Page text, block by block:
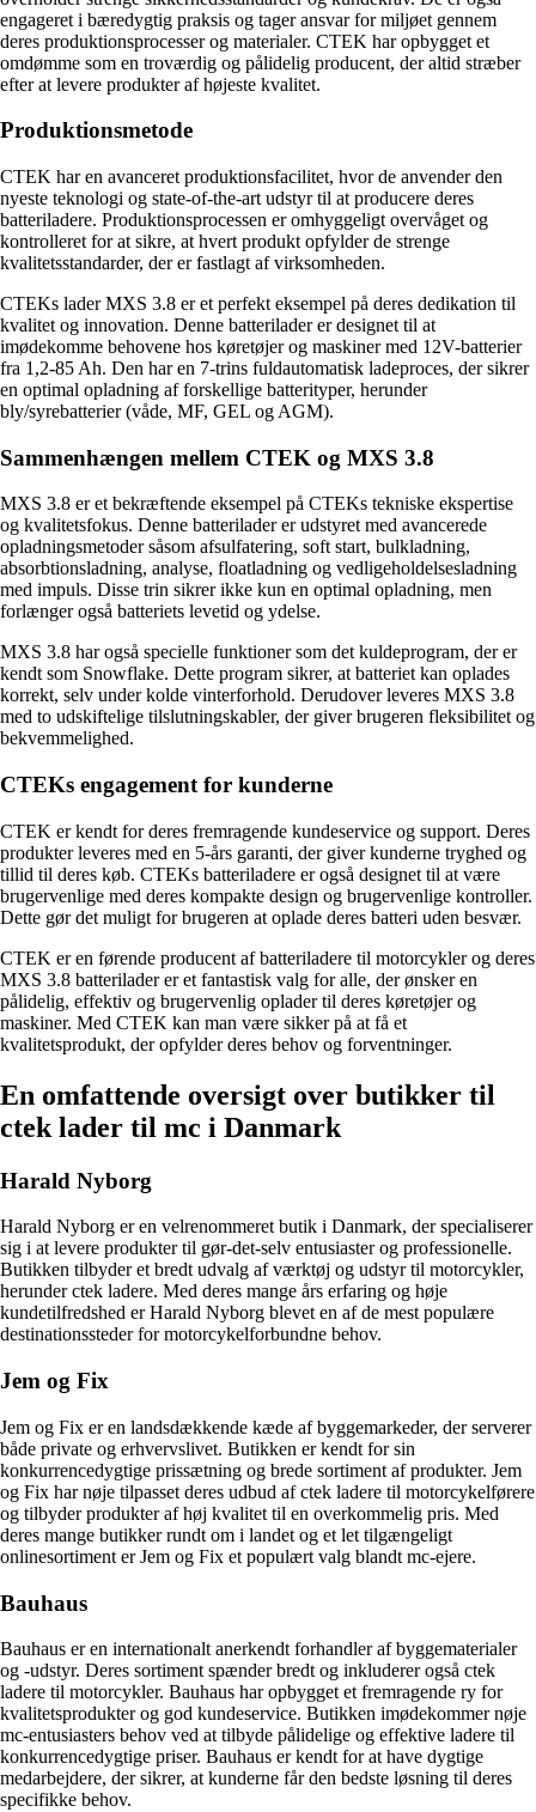
engageret i bæredygtig praksis og tager ansvar for miljøet gennem
deres produktionsprocesser og materialer. CTEK har opbygget et
omdømme som en troværdig og pålidelig producent, der altid stræber
efter at levere produkter af højeste kvalitet.
Produktionsmetode
CTEK har en avanceret produktionsfacilitet, hvor de anvender den
nyeste teknologi og state-of-the-art udstyr til at producere deres
batteriladere. Produktionsprocessen er omhyggeligt overvåget og
kontrolleret for at sikre, at hvert produkt opfylder de strenge
kvalitetsstandarder, der er fastlagt af virksomheden.
CTEKs lader MXS 3.8 er et perfekt eksempel på deres dedikation til
kvalitet og innovation. Denne batterilader er designet til at
imødekomme behovene hos køretøjer og maskiner med 12V-batterier
fra 1,2-85 Ah. Den har en 7-trins fuldautomatisk ladeproces, der sikrer
en optimal opladning af forskellige batterityper, herunder
bly/syrebatterier (våde, MF, GEL og AGM).
Sammenhængen mellem CTEK og MXS 3.8
MXS 3.8 er et bekræftende eksempel på CTEKs tekniske ekspertise
og kvalitetsfokus. Denne batterilader er udstyret med avancerede
opladningsmetoder såsom afsulfatering, soft start, bulkladning,
absorbtionsladning, analyse, floatladning og vedligeholdelsesladning
med impuls. Disse trin sikrer ikke kun en optimal opladning, men
forlænger også batteriets levetid og ydelse.
MXS 3.8 har også specielle funktioner som det kuldeprogram, der er
kendt som Snowflake. Dette program sikrer, at batteriet kan oplades
korrekt, selv under kolde vinterforhold. Derudover leveres MXS 3.8
med to udskiftelige tilslutningskabler, der giver brugeren fleksibilitet og
bekvemmelighed.
CTEKs engagement for kunderne
CTEK er kendt for deres fremragende kundeservice og support. Deres
produkter leveres med en 5-års garanti, der giver kunderne tryghed og
tillid til deres køb. CTEKs batteriladere er også designet til at være
brugervenlige med deres kompakte design og brugervenlige kontroller.
Dette gør det muligt for brugeren at oplade deres batteri uden besvær.
CTEK er en førende producent af batteriladere til motorcykler og deres
MXS 3.8 batterilader er et fantastisk valg for alle, der ønsker en
pålidelig, effektiv og brugervenlig oplader til deres køretøjer og
maskiner. Med CTEK kan man være sikker på at få et
kvalitetsprodukt, der opfylder deres behov og forventninger.
En omfattende oversigt over butikker til
ctek lader til mc i Danmark
Harald Nyborg
Harald Nyborg er en velrenommeret butik i Danmark, der specialiserer
sig i at levere produkter til gør-det-selv entusiaster og professionelle.
Butikken tilbyder et bredt udvalg af værktøj og udstyr til motorcykler,
herunder ctek ladere. Med deres mange års erfaring og høje
kundetilfredshed er Harald Nyborg blevet en af de mest populære
destinationssteder for motorcykelforbundne behov.
Jem og Fix
Jem og Fix er en landsdækkende kæde af byggemarkeder, der serverer
både private og erhvervslivet. Butikken er kendt for sin
konkurrencedygtige prissætning og brede sortiment af produkter. Jem
og Fix har nøje tilpasset deres udbud af ctek ladere til motorcykelførere
og tilbyder produkter af høj kvalitet til en overkommelig pris. Med
deres mange butikker rundt om i landet og et let tilgængeligt
onlinesortiment er Jem og Fix et populært valg blandt mc-ejere.
Bauhaus
Bauhaus er en internationalt anerkendt forhandler af byggematerialer
og -udstyr. Deres sortiment spænder bredt og inkluderer også ctek
ladere til motorcykler. Bauhaus har opbygget et fremragende ry for
kvalitetsprodukter og god kundeservice. Butikken imødekommer nøje
mc-entusiasters behov ved at tilbyde pålidelige og effektive ladere til
konkurrencedygtige priser. Bauhaus er kendt for at have dygtige
medarbejdere, der sikrer, at kunderne får den bedste løsning til deres
specifikke behov.